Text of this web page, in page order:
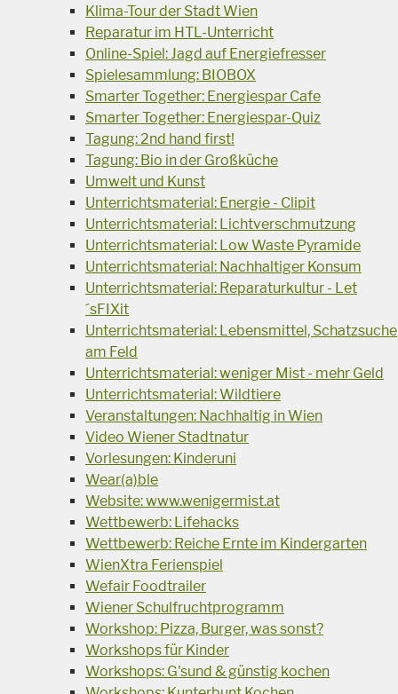
Klima-Tour der Stadt Wien
Reparatur im HTL-Unterricht
Online-Spiel: Jagd auf Energiefresser
Spielesammlung: BIOBOX
Smarter Together: Energiespar Cafe
Smarter Together: Energiespar-Quiz
Tagung: 2nd hand first!
Tagung: Bio in der Großküche
Umwelt und Kunst
Unterrichtsmaterial: Energie - Clipit
Unterrichtsmaterial: Lichtverschmutzung
Unterrichtsmaterial: Low Waste Pyramide
Unterrichtsmaterial: Nachhaltiger Konsum
Unterrichtsmaterial: Reparaturkultur - Let
´sFIXit
Unterrichtsmaterial: Lebensmittel, Schatzsuche
am Feld
Unterrichtsmaterial: weniger Mist - mehr Geld
Unterrichtsmaterial: Wildtiere
Veranstaltungen: Nachhaltig in Wien
Video Wiener Stadtnatur
Vorlesungen: Kinderuni
Wear(a)ble
Website: www.wenigermist.at
Wettbewerb: Lifehacks
Wettbewerb: Reiche Ernte im Kindergarten
WienXtra Ferienspiel
Wefair Foodtrailer
Wiener Schulfruchtprogramm
Workshop: Pizza, Burger, was sonst?
Workshops für Kinder
Workshops: G'sund & günstig kochen